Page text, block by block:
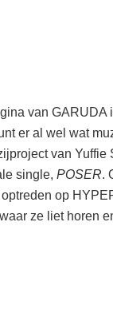
van GARUDA
er al wel wat
van Yuffie
single, POSER.
op
ze liet horen